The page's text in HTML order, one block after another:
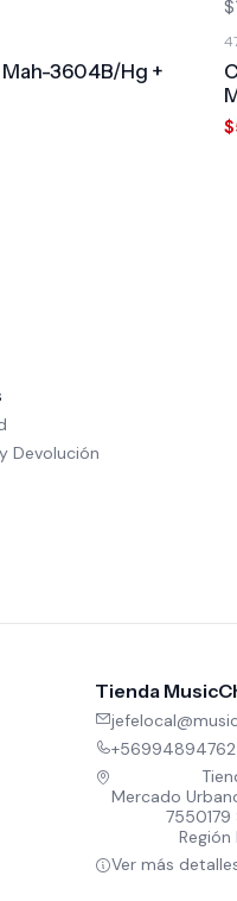
3604B/Hg +
Devolución
Tienda
+56994894762
Mercado
Ver más